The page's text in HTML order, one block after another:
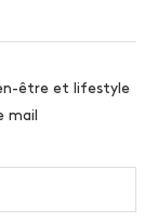
être et lifestyle
mail